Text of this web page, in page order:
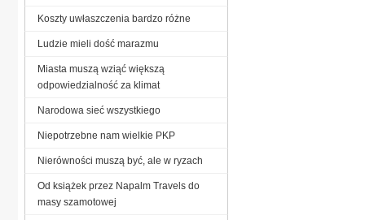
Koszty uwłaszczenia bardzo różne
Ludzie mieli dość marazmu
Miasta muszą wziąć większą
odpowiedzialność za klimat
Narodowa sieć wszystkiego
Niepotrzebne nam wielkie PKP
Nierówności muszą być, ale w ryzach
Od książek przez Napalm Travels do
masy szamotowej